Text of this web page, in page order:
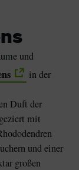
und
in der
Duft der
mit
und einer
großen